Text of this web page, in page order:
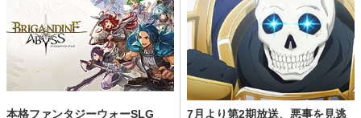
本格ファンタジーウォーSLG
7月より第2期放送、悪事を見逃